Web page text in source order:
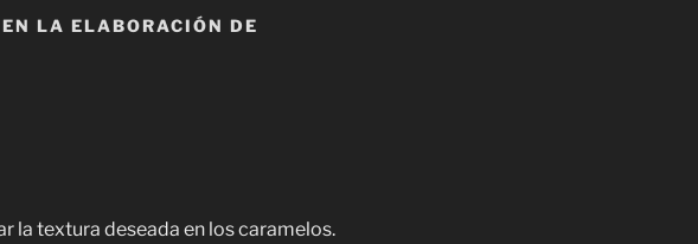
LA ELABORACIÓN DE
la textura deseada en los caramelos.